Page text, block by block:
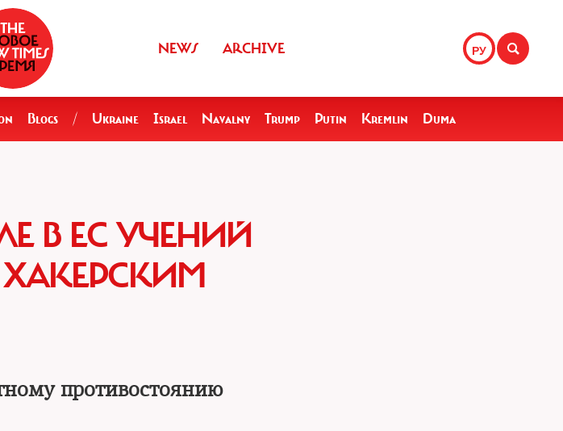
РУ
NEWS ARCHIVE
Blogs / Ukraine Israel Navalny Trump Putin Kremlin Duma
В ЕС УЧЕНИЙ
противостоянию